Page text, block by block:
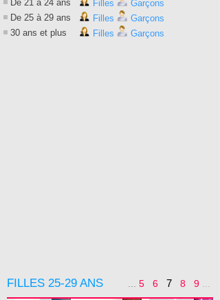
De 21 à 24 ans
Filles
Garçons
De 25 à 29 ans
Filles
Garçons
30 ans et plus
Filles Garçons
FILLES 25-29 ANS 5 6 7 8 9